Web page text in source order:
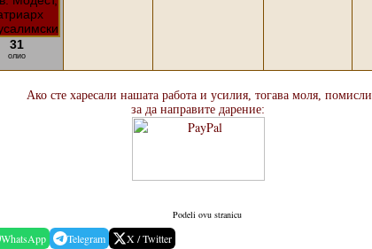
31
олио
Ако сте харесали нашата работа и усилия, тогава моля, помисли
за да направите дарение:
Podeli ovu stranicu
WhatsApp Telegram X / Twitter